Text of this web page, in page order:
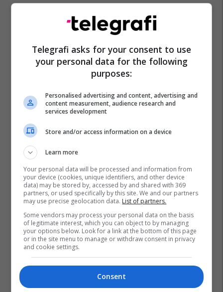
Telegrafi asks for your consent to use
your personal data for the following
purposes:
Personalised advertising and content, advertising and
content measurement, audience research and
services development
Store and/or access information on a device
Learn more
Your personal data will be processed and information from
your device (cookies, unique identifiers, and other device
data) may be stored by, accessed by and shared with 369
partners, or used specifically by this site. We and our partners
may use precise geolocation data. List of partners.
Some vendors may process your personal data on the basis
of legitimate interest, which you can object to by managing
your options below. Look for a link at the bottom of this page
or in the site menu to manage or withdraw consent in privacy
and cookie settings.
Consent